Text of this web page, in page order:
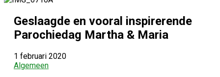
Geslaagde en vooral inspirerende
Parochiedag Martha & Maria
1 februari 2020
Algemeen